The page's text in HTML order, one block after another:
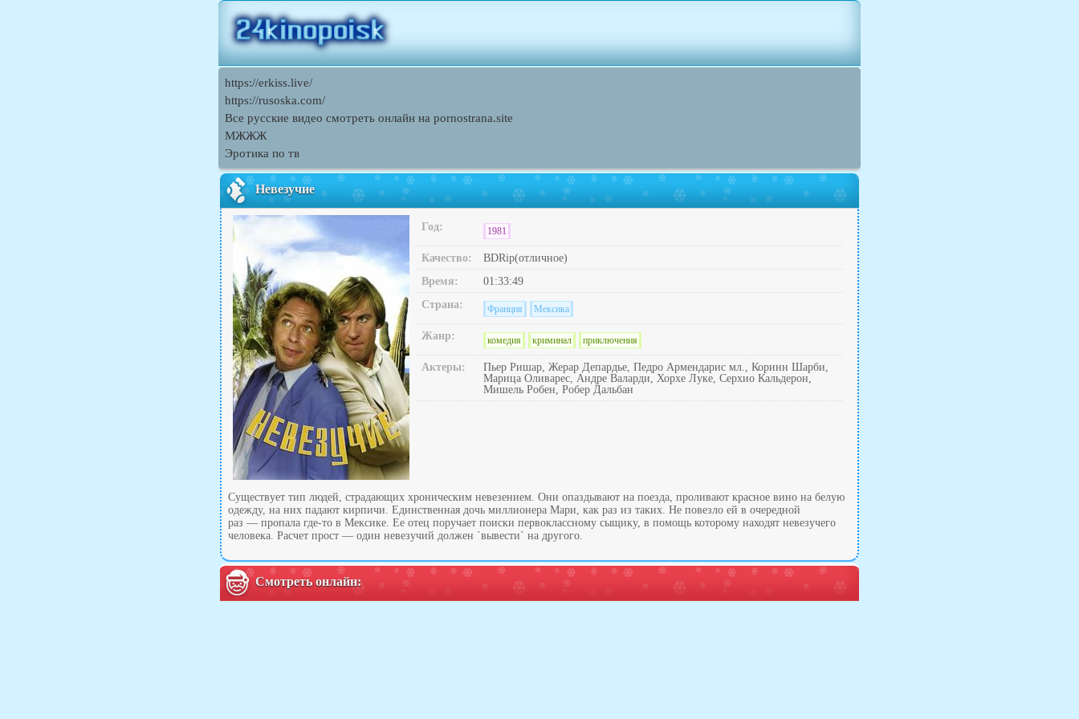
https://erkiss.live/
https://rusoska.com/
Все русские видео смотреть онлайн на pornostrana.site
МЖЖЖ
Эротика по тв
Невезучие
Год: 1981
Качество:
BDRip(отличное)
Время:
01:33:49
Страна:
Франция Мексика
Жанр: комедия криминал приключения
Актеры:
Пьер Ришар, Жерар Депардье, Педро Армендарис мл., Коринн Шарби,
Марица Оливарес, Андре Валарди, Хорхе Луке, Серхио Кальдерон,
Мишель Робен, Робер Дальбан
Существует тип людей, страдающих хроническим невезением. Они опаздывают на поезда, проливают красное вино на белую
одежду, на них падают кирпичи. Единственная дочь миллионера Мари, как раз из таких. Не повезло ей в очередной
раз — пропала где-то в Мексике. Ее отец поручает поиски первоклассному сыщику, в помощь которому находят невезучего
человека. Расчет прост — один невезучий должен `вывести` на другого.
Смотреть онлайн: